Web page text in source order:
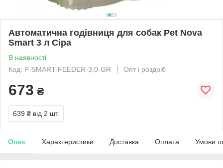
Автоматична годівниця для собак Pet Nova
Smart 3 л Сіра
В наявності
Код: P-SMART-FEEDER-3,0-GR
Опт і роздріб
673 ₴
639 ₴ від 2 шт.
Опис Характеристики Доставка Оплата Умови